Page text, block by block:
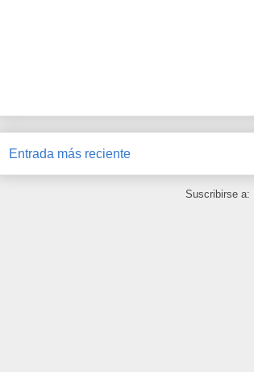
Entrada más reciente
Suscribirse a: